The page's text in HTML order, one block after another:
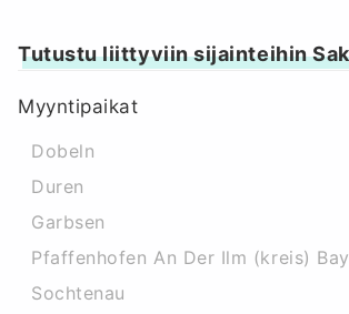
Tutustu liittyviin sijainteihin
Myyntipaikat
Dobeln
Duren
Garbsen
Pfaffenhofen An Der Ilm (kreis)
Sochtenau